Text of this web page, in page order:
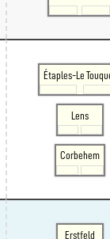
Étaples-Le
Lens
Corbehem
Erstfeld